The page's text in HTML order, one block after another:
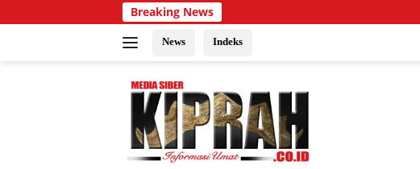
ke
Breaking News
News Indeks